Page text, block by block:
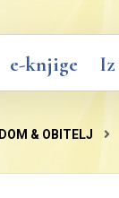
e-knjige
DOM & OBITELJ